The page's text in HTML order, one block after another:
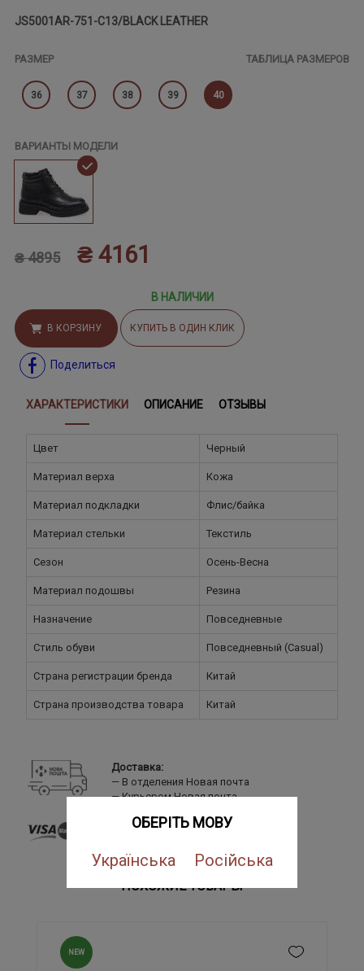
ОБЕРІТЬ МОВУ
Українська Російська
JS5001AR-751-C13/BLACK LEATHER
РАЗМЕР ТАБЛИЦА РАЗМЕРОВ
36 37 38 39 40
ВАРИАНТЫ МОДЕЛИ
₴ 4895 ₴ 4161
В НАЛИЧИИ
В КОРЗИНУ КУПИТЬ В ОДИН КЛИК
Поделиться
ХАРАКТЕРИСТИКИ ОПИСАНИЕ ОТЗЫВЫ
Цвет Черный
Материал верха Кожа
Материал подкладки Флис/байка
Материал стельки Текстиль
Сезон Осень-Весна
Материал подошвы Резина
Назначение Повседневные
Стиль обуви Повседневный (Casual)
Страна регистрации бренда Китай
Страна производства товара Китай
Доставка:
В отделения Новая почта
Курьером Новая почта
Оплата:
Наложенный платеж
ПОХОЖИЕ ТОВАРЫ
NEW